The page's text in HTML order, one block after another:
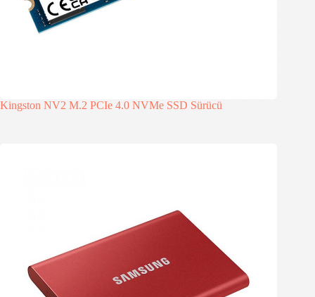
Kingston NV2 M.2 PCIe 4.0 NVMe SSD Sürücü